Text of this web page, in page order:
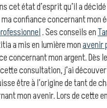
cet état d’esprit qu’il a
confiance concernant mon
. Ses conseils en
a mis en lumière monavenir
mon argent. Dès
consultation, j’ai
être à l’origine de tant de
mon avenir. Lors de cette